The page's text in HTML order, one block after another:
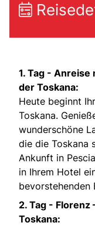
1. Tag - Anreise
der Toskana:
Heute beginnt
Toskana.
wunderschöne
die die Toskana
Ankunft in
in Ihrem Hotel
bevorstehenden
2. Tag - Florenz
Toskana: